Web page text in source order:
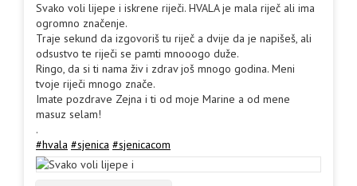
Svako voli lijepe i iskrene riječi. HVALA je mala riječ ali ima
ogromno značenje.
Traje sekund da izgovoriš tu riječ a dvije da je napišeš, ali
odsustvo te riječi se pamti mnooogo duže.
Ringo, da si ti nama živ i zdrav još mnogo godina. Meni
tvoje riječi mnogo znače.
Imate pozdrave Zejna i ti od moje Marine a od mene
masuz selam!
.
#hvala #sjenica #sjenicacom